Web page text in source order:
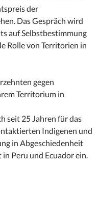
der
Das Gespräch wird
auf Selbstbestimmung
Rolle von Territorien in
gegen
Territorium in
seit 25 Jahren für das
Indigenen und
in Abgeschiedenheit
Peru und Ecuador ein.